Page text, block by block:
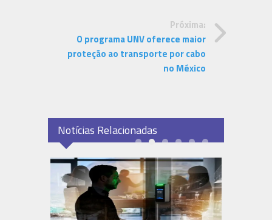
Próxima:
O programa UNV oferece maior
proteção ao transporte por cabo
no México
Notícias Relacionadas